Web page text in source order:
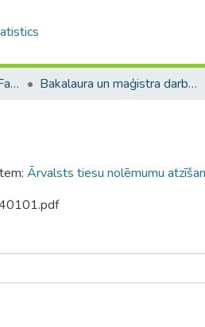
A -- Juridiskā fakultāte / Faculty of Law Bakalaura un maģistra darbi (JF) / Bachelor's and Master's theses
Ārvalsts tiesu nolēmumu